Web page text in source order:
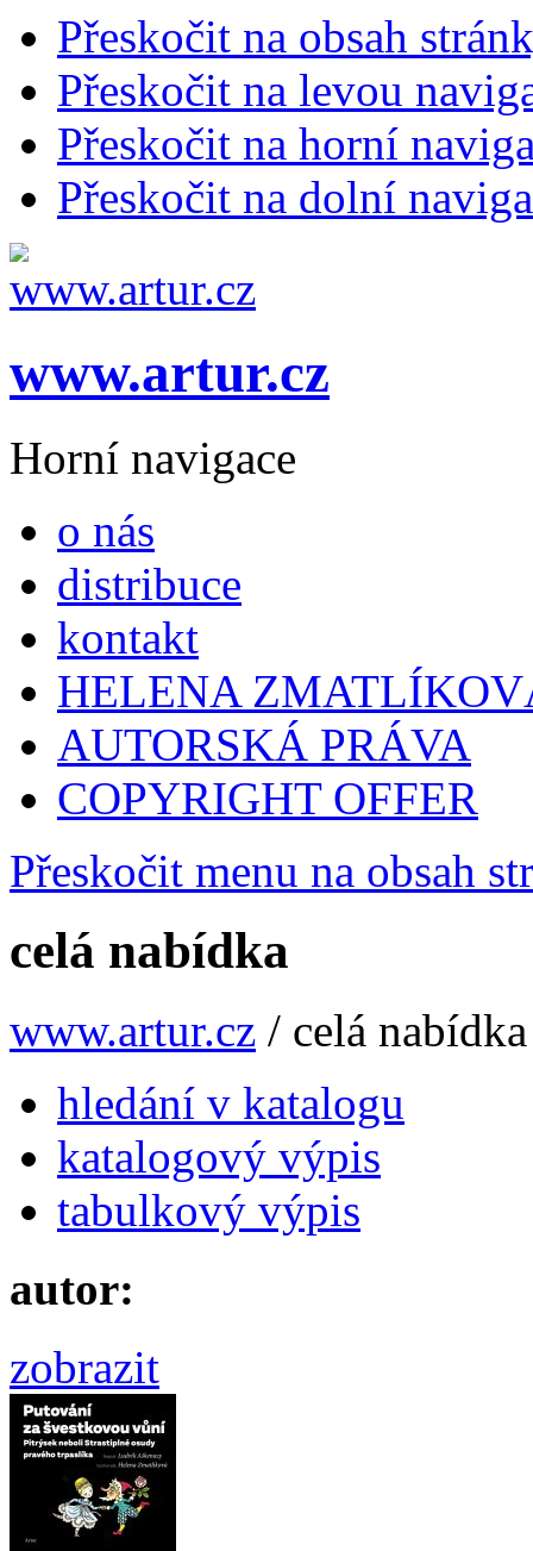
Přeskočit na obsah
Přeskočit na levou
Přeskočit na horní
Přeskočit na dolní
www.artur.cz
Horní navigace
o nás
distribuce
kontakt
HELENA
AUTORSKÁ PRÁVA
COPYRIGHT OFFER
Přeskočit menu na obsah
celá nabídka
www.artur.cz / celá nabídka
hledání v katalogu
katalogový výpis
tabulkový výpis
autor:
zobrazit